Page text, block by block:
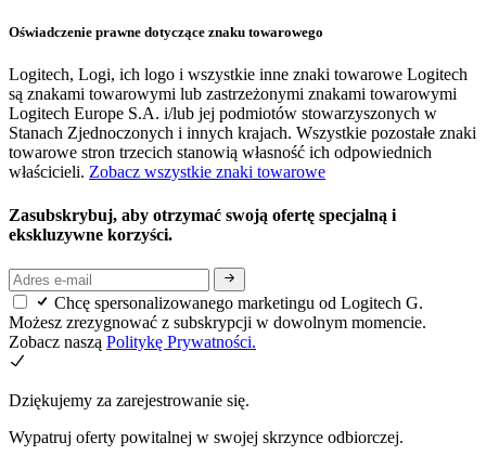
Oświadczenie prawne dotyczące znaku towarowego
Logitech, Logi, ich logo i wszystkie inne znaki towarowe Logitech
są znakami towarowymi lub zastrzeżonymi znakami towarowymi
Logitech Europe S.A. i/lub jej podmiotów stowarzyszonych w
Stanach Zjednoczonych i innych krajach. Wszystkie pozostałe znaki
towarowe stron trzecich stanowią własność ich odpowiednich
właścicieli. Zobacz wszystkie znaki towarowe
Zasubskrybuj, aby otrzymać swoją ofertę specjalną i
ekskluzywne korzyści.
Chcę spersonalizowanego marketingu od Logitech G.
Możesz zrezygnować z subskrypcji w dowolnym momencie.
Zobacz naszą Politykę Prywatności.
Dziękujemy za zarejestrowanie się.
Wypatruj oferty powitalnej w swojej skrzynce odbiorczej.